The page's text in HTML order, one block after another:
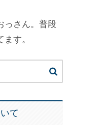
っさん。普段
す。
て